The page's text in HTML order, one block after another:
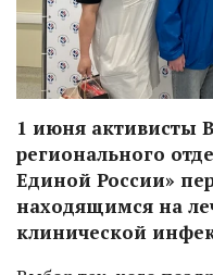
1 июня активисты
регионального
Единой России»
находящимся на
клинической